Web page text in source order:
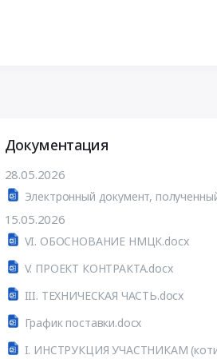
Документация
28.05.2026
15.05.2026
VI. ОБОСНОВАНИЕ НМЦК.docx
V. ПРОЕКТ КОНТРАКТА.docx
III. ТЕХНИЧЕСКАЯ ЧАСТЬ.docx
График поставки.docx
I. ИНСТРУКЦИЯ УЧАСТНИКАМ